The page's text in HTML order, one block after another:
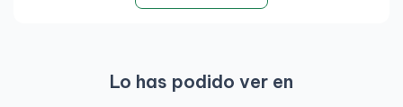
Lo has podido ver en